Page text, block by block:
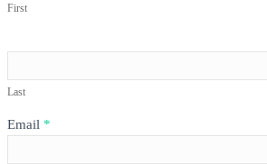
First
Last
Email *